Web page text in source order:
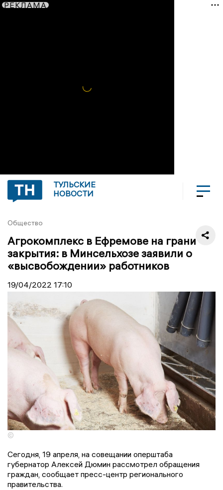
РЕКЛАМА
ТУЛЬСКИЕ
НОВОСТИ
Общество
Агрокомплекс в Ефремове на грани
закрытия: в Минсельхозе заявили о
«высвобождении» работников
19/04/2022 17:10
©
Сегодня, 19 апреля, на совещании оперштаба
губернатор Алексей Дюмин рассмотрел обращения
граждан, сообщает пресс-центр регионального
правительства.